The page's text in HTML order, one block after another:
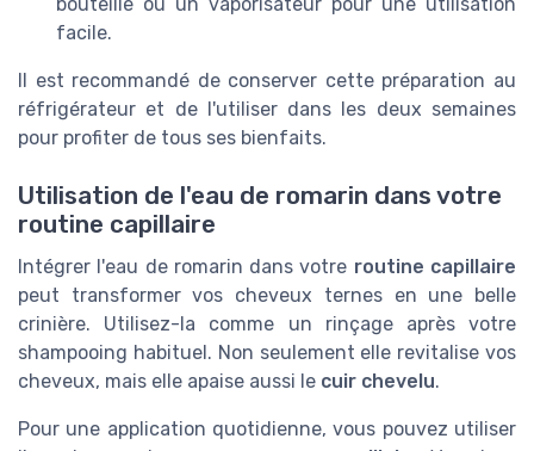
facile.
Il est recommandé de conserver cette préparation au
réfrigérateur et de l'utiliser dans les deux semaines
pour profiter de tous ses bienfaits.
Utilisation de l'eau de romarin dans votre
routine capillaire
Intégrer l'eau de romarin dans votre routine capillaire
peut transformer vos cheveux ternes en une belle
crinière. Utilisez-la comme un rinçage après votre
shampooing habituel. Non seulement elle revitalise vos
cheveux, mais elle apaise aussi le cuir chevelu.
Pour une application quotidienne, vous pouvez utiliser